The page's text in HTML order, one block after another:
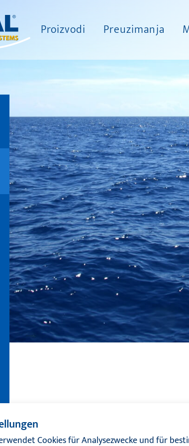
Proizvodi Preuzimanja
Cookies für Analysezwecke und für